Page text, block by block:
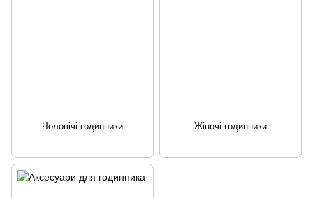
Чоловічі годинники Жіночі годинники